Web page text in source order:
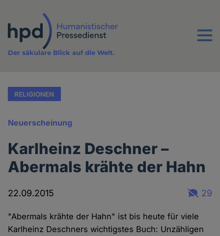
Inhalt
Menu
Der säkulare Blick auf die Welt.
RELIGIONEN
Neuerscheinung
Karlheinz Deschner –
Abermals krähte der Hahn
22.09.2015 29
"Abermals krähte der Hahn" ist bis heute für viele
Karlheinz Deschners wichtigstes Buch: Unzähligen